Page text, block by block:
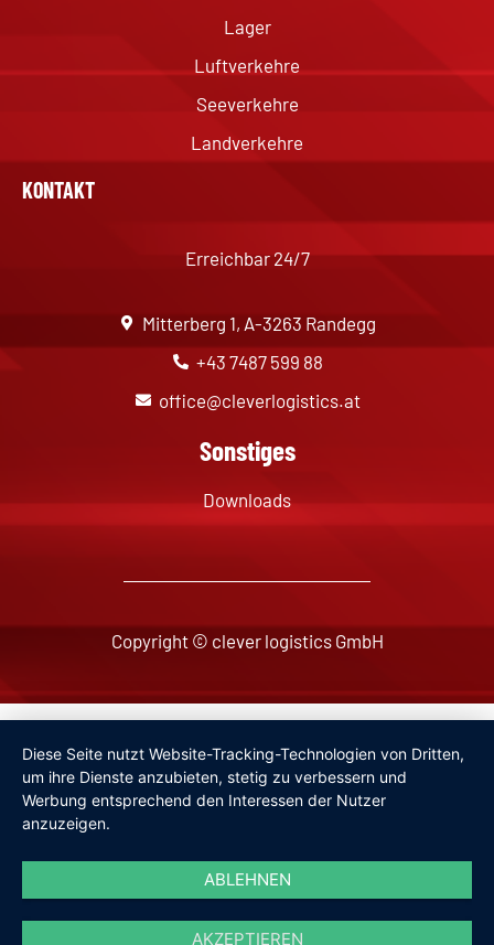
Lager
Luftverkehre
Seeverkehre
Landverkehre
KONTAKT
Erreichbar 24/7
Mitterberg 1, A-3263 Randegg
+43 7487 599 88
office@cleverlogistics.at
Sonstiges
Downloads
Copyright © clever logistics GmbH
Impressum
Datenschutzerklärung
Diese Seite nutzt Website-Tracking-Technologien von Dritten,
um ihre Dienste anzubieten, stetig zu verbessern und
Werbung entsprechend den Interessen der Nutzer
anzuzeigen.
ABLEHNEN
AKZEPTIEREN